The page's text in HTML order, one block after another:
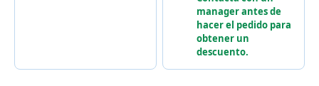
manager antes de
hacer el pedido para
obtener un
descuento.